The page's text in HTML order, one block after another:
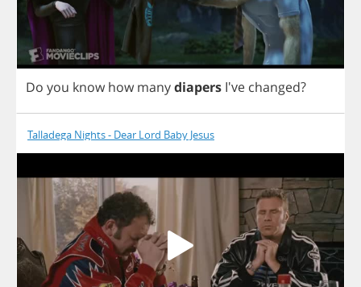
Do you know how manydiapers I've changed?
Talladega Nights - Dear Lord Baby Jesus